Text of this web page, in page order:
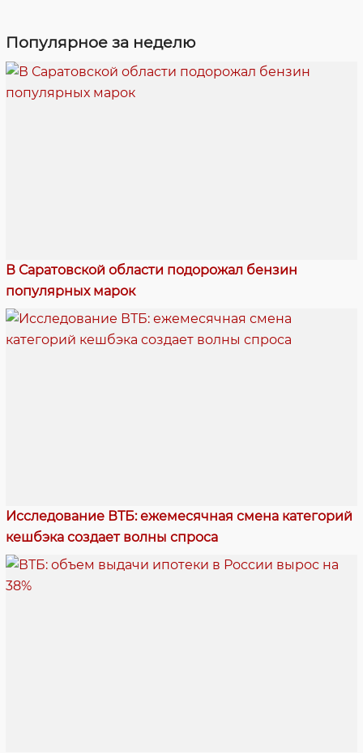
Популярное за неделю
В Саратовской области подорожал бензин
популярных марок
Исследование ВТБ: ежемесячная смена категорий
кешбэка создает волны спроса